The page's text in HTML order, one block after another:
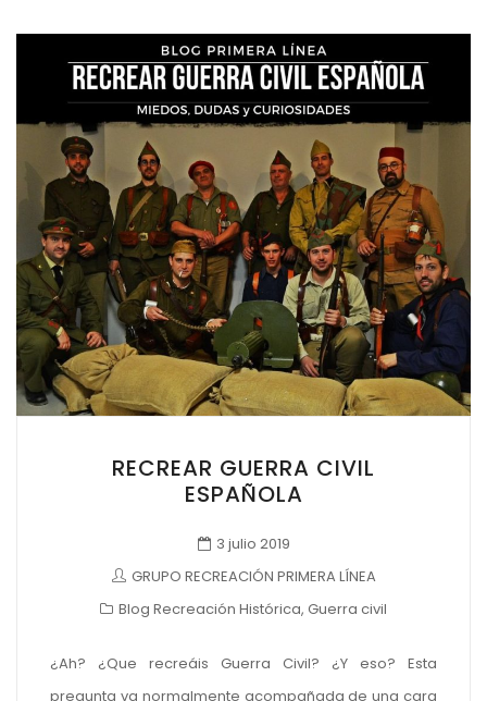
RECREAR GUERRA CIVIL
ESPAÑOLA
3 julio 2019
GRUPO RECREACIÓN PRIMERA LÍNEA
Blog Recreación Histórica, Guerra civil
¿Ah? ¿Que recreáis Guerra Civil? ¿Y eso? Esta
pregunta va normalmente acompañada de una cara